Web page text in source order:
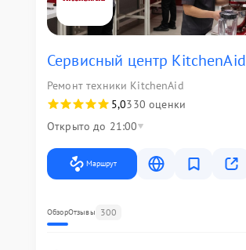
Сервисный центр KitchenAid
Ремонт техники KitchenAid
5,0330 оценки
Открыто до 21:00
Маршрут
ОбзорОтзывы 300